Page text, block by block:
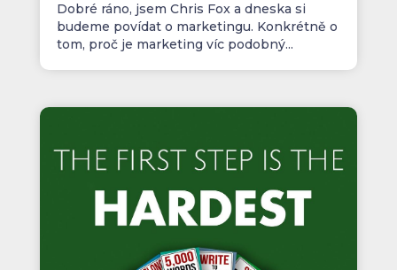
Dobré ráno, jsem Chris Fox a dneska si
budeme povídat o marketingu. Konkrétně o
tom, proč je marketing víc podobný...